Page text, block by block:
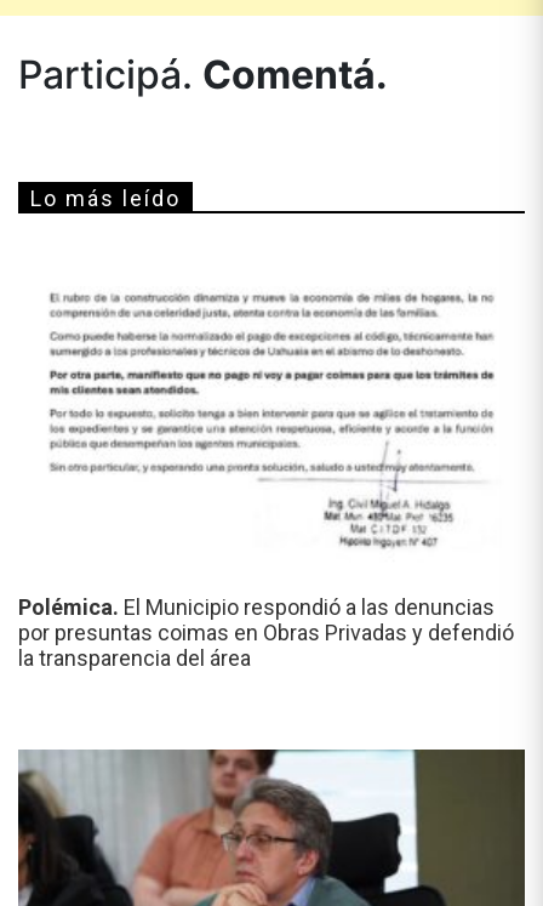
Participá. Comentá.
Lo más leído
Polémica. El Municipio respondió a las denuncias
por presuntas coimas en Obras Privadas y defendió
la transparencia del área